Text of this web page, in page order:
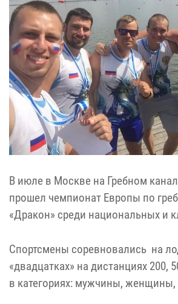
В июле в Москве на Гребном
прошел чемпионат Европы по
«Дракон» среди национальных и
Спортсмены соревновались на
«двадцатках» на дистанциях 200,
в категориях: мужчины,